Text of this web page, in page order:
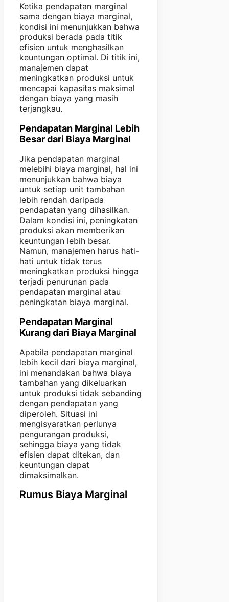
Ketika pendapatan marginal
sama dengan biaya marginal,
kondisi ini menunjukkan bahwa
produksi berada pada titik
efisien untuk menghasilkan
keuntungan optimal. Di titik ini,
manajemen dapat
meningkatkan produksi untuk
mencapai kapasitas maksimal
dengan biaya yang masih
terjangkau.
Pendapatan Marginal Lebih
Besar dari Biaya Marginal
Jika pendapatan marginal
melebihi biaya marginal, hal ini
menunjukkan bahwa biaya
untuk setiap unit tambahan
lebih rendah daripada
pendapatan yang dihasilkan.
Dalam kondisi ini, peningkatan
produksi akan memberikan
keuntungan lebih besar.
Namun, manajemen harus hati-
hati untuk tidak terus
meningkatkan produksi hingga
terjadi penurunan pada
pendapatan marginal atau
peningkatan biaya marginal.
Pendapatan Marginal
Kurang dari Biaya Marginal
Apabila pendapatan marginal
lebih kecil dari biaya marginal,
ini menandakan bahwa biaya
tambahan yang dikeluarkan
untuk produksi tidak sebanding
dengan pendapatan yang
diperoleh. Situasi ini
mengisyaratkan perlunya
pengurangan produksi,
sehingga biaya yang tidak
efisien dapat ditekan, dan
keuntungan dapat
dimaksimalkan.
Rumus Biaya Marginal